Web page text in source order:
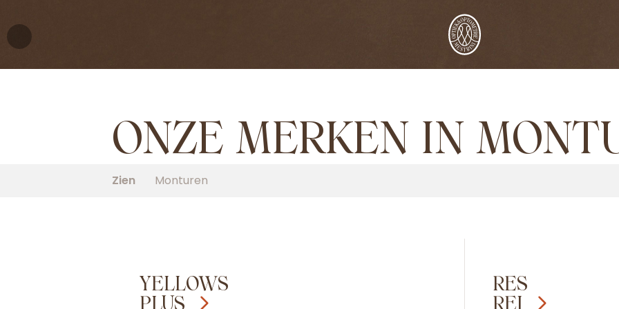
ONZE MERKEN IN
Zien Monturen
YELLOWS
PLUS
RES
REI